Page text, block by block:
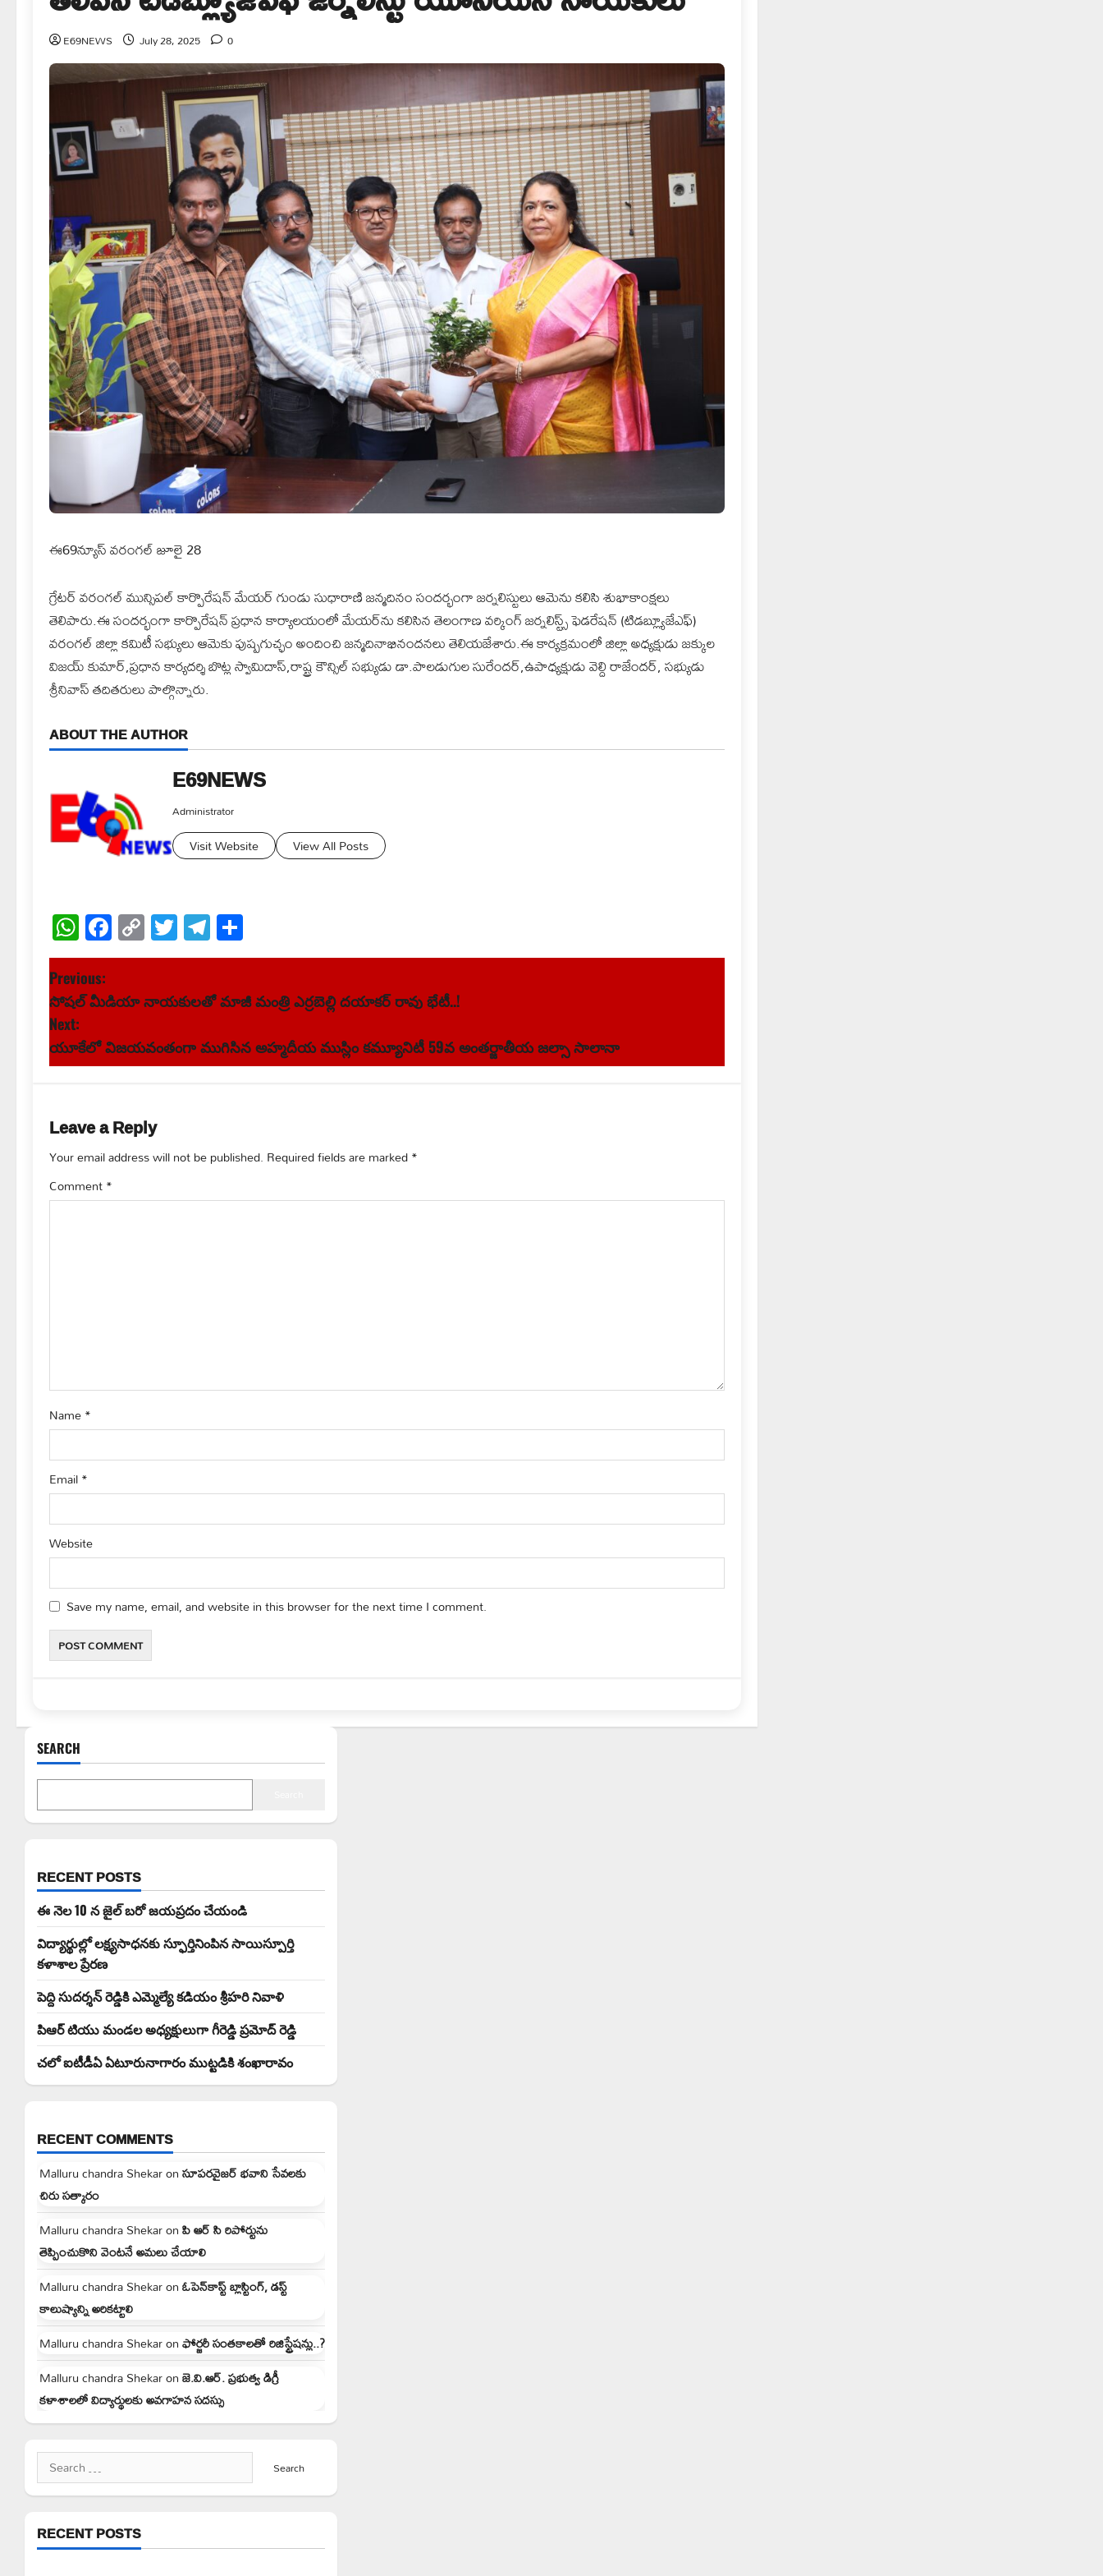
E69NEWS July 28, 2025 0
ఈ69న్యూస్ వరంగల్ జూలై 28
గ్రేటర్ వరంగల్ మున్సిపల్ కార్పొరేషన్ మేయర్ గుండు సుధారాణి జన్మదినం సందర్భంగా జర్నలిస్టులు ఆమెను కలిసి శుభాకాంక్షలు
తెలిపారు.ఈ సందర్భంగా కార్పొరేషన్ ప్రధాన కార్యాలయంలో మేయర్‌ను కలిసిన తెలంగాణ వర్కింగ్ జర్నలిస్ట్స్ ఫెడరేషన్ (టిడబ్ల్యూజేఎఫ్)
వరంగల్ జిల్లా కమిటీ సభ్యులు ఆమెకు పుష్పగుచ్ఛం అందించి జన్మదినాభినందనలు తెలియజేశారు.ఈ కార్యక్రమంలో జిల్లా అధ్యక్షుడు జక్కుల
విజయ్ కుమార్,ప్రధాన కార్యదర్శి బొట్ల స్వామిదాస్,రాష్ట్ర కౌన్సిల్ సభ్యుడు డా.పాలడుగుల సురేందర్,ఉపాధ్యక్షుడు వెల్ది రాజేందర్, సభ్యుడు
శ్రీనివాస్ తదితరులు పాల్గొన్నారు.
ABOUT THE AUTHOR
E69NEWS
Administrator
Visit Website View All Posts
WhatsApp
Facebook
Copy
Link
TwitterTelegram
P
o
s
n
a
v
o
n
Previous:
సోషల్ మీడియా నాయకులతో మాజీ మంత్రి ఎర్రబెల్లి దయాకర్ రావు భేటీ..!
Next:
యూకేలో విజయవంతంగా ముగిసిన అహ్మదీయ ముస్లిం కమ్యూనిటీ 59వ అంతర్జాతీయ జల్సా సాలానా
Leave a Reply
Your email address will not be published. Required fields are marked*
Comment*
Name*
Email*
Website
Save my name, email, and website in this browser for the next time I comment.
SEARCH
RECENT POSTS
ఈ నెల 10 న జైల్ బరో జయప్రదం చేయండి
విద్యార్థుల్లో లక్ష్యసాధనకు స్ఫూర్తినింపిన సాయిస్పూర్తి
కళాశాల ప్రేరణ
పెద్ది సుదర్శన్ రెడ్డికి ఎమ్మెల్యే కడియం శ్రీహరి నివాళి
పిఆర్ టియు మండల అధ్యక్షులుగా గీరెడ్డి ప్రమోద్ రెడ్డి
చలో ఐటీడీఏ ఏటూరునాగారం ముట్టడికి శంఖారావం
RECENT COMMENTS
Malluru chandra Shekaronసూపరవైజర్ భవాని సేవలకు
చిరు సత్కారం
Malluru chandra Shekaronపి ఆర్ సి రిపోర్టును
తెప్పించుకొని వెంటనే అమలు చేయాలి
Malluru chandra Shekaronఓపెన్‌కాస్ట్ బ్లాస్టింగ్, డస్ట్
కాలుష్యాన్ని అరికట్టాలి
Malluru chandra Shekaronఫోర్జరీ సంతకాలతో రిజిస్ట్రేషన్లు..?
Malluru chandra Shekaronజె.వి.ఆర్. ప్రభుత్వ డిగ్రీ
కళాశాలలో విద్యార్థులకు అవగాహన సదస్సు
Search
for:
RECENT POSTS